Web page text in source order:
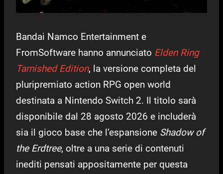
Bandai Namco Entertainment e
FromSoftware hanno annunciato Elden Ring
Tarnished Edition, la versione completa del
pluripremiato action RPG open world
destinata a Nintendo Switch 2. Il titolo sarà
disponibile dal 28 agosto 2026 e includerà
sia il gioco base che l’espansione Shadow of
the Erdtree, oltre a una serie di contenuti
inediti pensati appositamente per questa